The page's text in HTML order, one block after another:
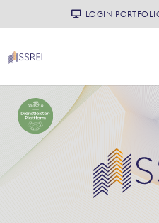
LOGIN